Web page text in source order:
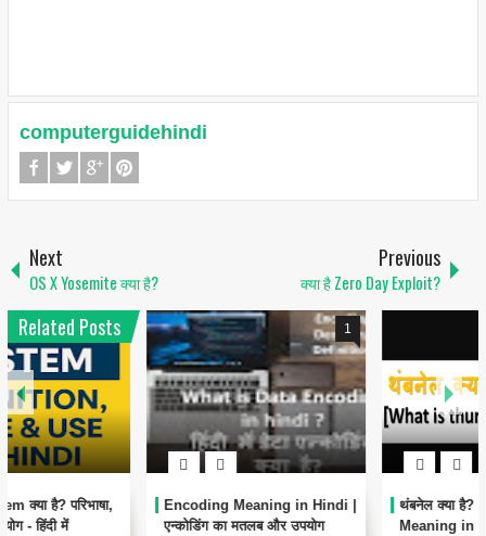
computerguidehindi
Next
OS X Yosemite क्या है?
Previous
क्या है Zero Day Exploit?
Related Posts 1
Encoding Meaning in Hindi |
एन्कोडिंग का मतलब और उपयोग
थंबनेल क्या है? | Thumbnail
Meaning in Hindi (YouTube